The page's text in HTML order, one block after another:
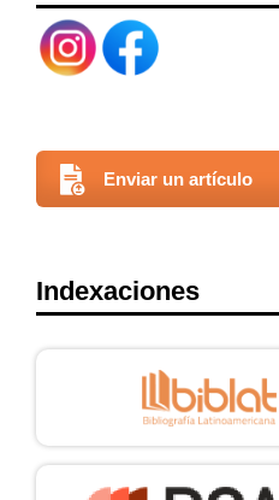
Enviar un artículo
Indexaciones